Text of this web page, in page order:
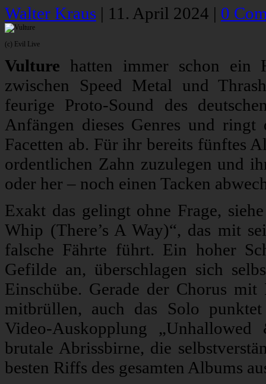
Walter Kraus | 11. April 2024 | 0
(c) Evil Live
Vulture hatten immer schon ein
zwischen Speed Metal und
feurige Proto-Sound des
Anfängen dieses Genres und
Facetten ab. Für ihr bereits fünftes
ordentlichen Zahn zuzulegen und
oder her – noch einen Tacken
Exakt das gelingt ohne Frage,
Whip (There’s A Way)“, das mit
falsche Fährte führt. Ein hoher
Gefilde an, überschlagen sich
Einschübe. Gerade der Chorus
mitbrüllen, auch das Solo
Video-Auskopplung
brutale Abrissbirne, die
besten Riffs des gesamten Albums